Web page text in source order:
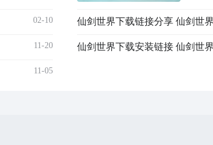
过程中有02-10
11-20
11-05
多
剑
仙剑世界下载链接分享 仙剑世
仙剑世界下载安装链接 仙剑世